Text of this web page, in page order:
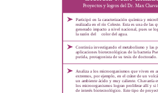
Proyectos y logros del Dr. Max
Participó en la caracterización química y
realizada en el río Celeste. Esta es una de las
generado impacto a nivel nacional, pues se
la razón del
color del agua.
Continúa investigando el metabolismo y las
aplicaciones biotecnológicas de la bacteria
putida, protagonista de su tesis de doctorado.
Analiza a los microorganismos que viven en
extremos, por ejemplo, en el cráter de un
un ambiente ácido y muy caliente. Chavarría
los microorganismos logran proliferar allí y si
de interés biotecnológico. Este tipo de